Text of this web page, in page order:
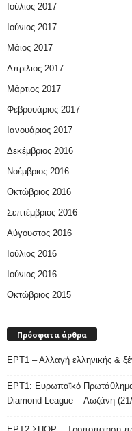
Ιούλιος 2017
Ιούνιος 2017
Μάιος 2017
Απρίλιος 2017
Μάρτιος 2017
Φεβρουάριος 2017
Ιανουάριος 2017
Δεκέμβριος 2016
Νοέμβριος 2016
Οκτώβριος 2016
Σεπτέμβριος 2016
Αύγουστος 2016
Ιούλιος 2016
Ιούνιος 2016
Οκτώβριος 2015
Πρόσφατα άρθρα
ΕΡΤ1 – Αλλαγή ελληνικής &
ΕΡΤ1: Ευρωπαϊκό
Diamond League – Λωζάνη